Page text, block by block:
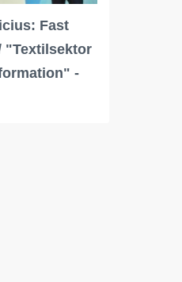
Fast
"Textilsektor
-